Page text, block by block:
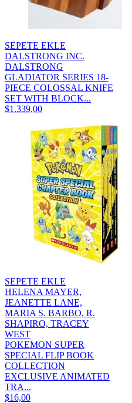
SEPETE EKLE
DALSTRONG INC.
DALSTRONG
GLADIATOR SERIES 18-
PIECE COLOSSAL KNIFE
SET WITH BLOCK...
$1.339,00
SEPETE EKLE
HELENA MAYER,
JEANETTE LANE,
MARIA S. BARBO, R.
SHAPIRO, TRACEY
WEST
POKEMON SUPER
SPECIAL FLIP BOOK
COLLECTION
EXCLUSIVE ANIMATED
TRA...
$16,00